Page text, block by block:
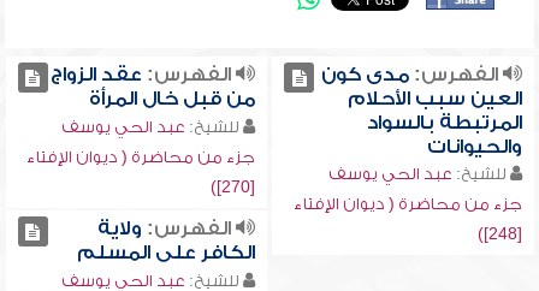
الفهرس:مدى كون
العين سبب الأحلام
المرتبطة بالسواد
والحيوانات
للشيخ: عبد الحي يوسف
جزء من محاضرة ( ديوان الإفتاء
[248])
الفهرس: عقد الزواج
من قبل خال المرأة
للشيخ: عبد الحي يوسف
جزء من محاضرة ( ديوان الإفتاء
[270])
الفهرس: ولاية
الكافر على المسلم
للشيخ: عبد الحي يوسف